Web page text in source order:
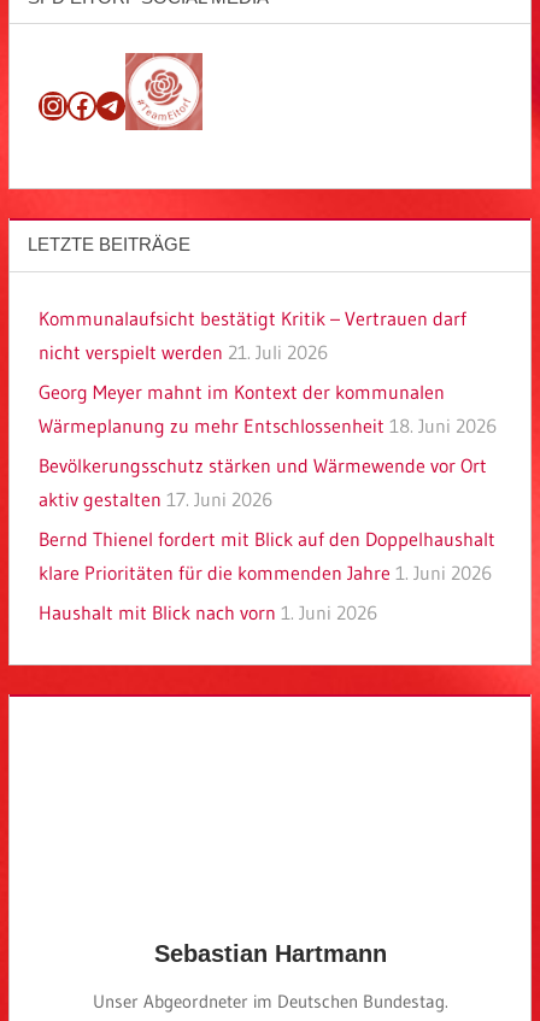
Instagram
Facebook
Telegram
LETZTE BEITRÄGE
Kommunalaufsicht bestätigt Kritik – Vertrauen darf
nicht verspielt werden 21. Juli 2026
Georg Meyer mahnt im Kontext der kommunalen
Wärmeplanung zu mehr Entschlossenheit 18. Juni 2026
Bevölkerungsschutz stärken und Wärmewende vor Ort
aktiv gestalten 17. Juni 2026
Bernd Thienel fordert mit Blick auf den Doppelhaushalt
klare Prioritäten für die kommenden Jahre 1. Juni 2026
Haushalt mit Blick nach vorn 1. Juni 2026
Sebastian Hartmann
Unser Abgeordneter im Deutschen Bundestag.